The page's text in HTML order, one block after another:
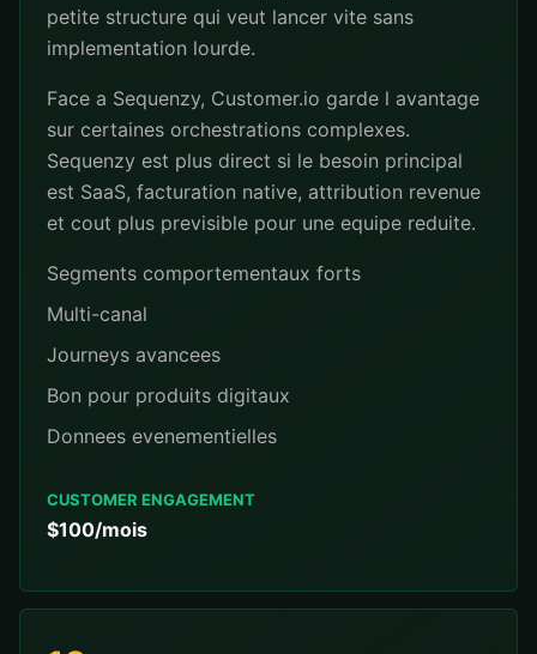
petite structure qui veut lancer vite sans
implementation lourde.
Face a Sequenzy, Customer.io garde l avantage
sur certaines orchestrations complexes.
Sequenzy est plus direct si le besoin principal
est SaaS, facturation native, attribution revenue
et cout plus previsible pour une equipe reduite.
Segments comportementaux forts
Multi-canal
Journeys avancees
Bon pour produits digitaux
Donnees evenementielles
CUSTOMER ENGAGEMENT
$100/mois